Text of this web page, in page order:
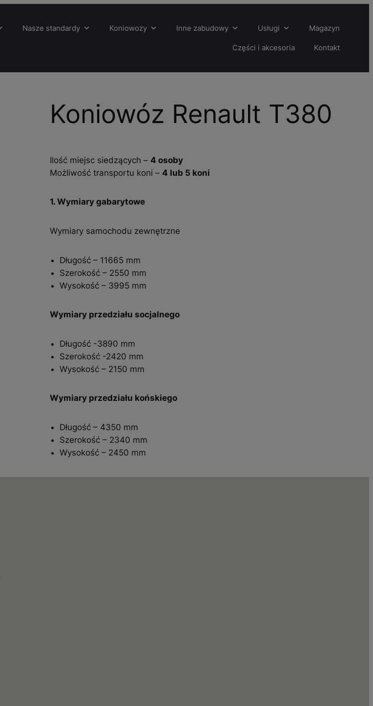
Nasze standardy Koniowozy Inne zabudowy Usługi Magazyn
Części i akcesoria Kontakt
Koniowóz Renault T380
Ilość miejsc siedzących – 4 osoby
Możliwość transportu koni – 4 lub 5 koni
1. Wymiary gabarytowe
Wymiary samochodu zewnętrzne
Długość – 11665 mm
Szerokość – 2550 mm
Wysokość – 3995 mm
Wymiary przedziału socjalnego
Długość -3890 mm
Szerokość -2420 mm
Wysokość – 2150 mm
Wymiary przedziału końskiego
Długość – 4350 mm
Szerokość – 2340 mm
Wysokość – 2450 mm